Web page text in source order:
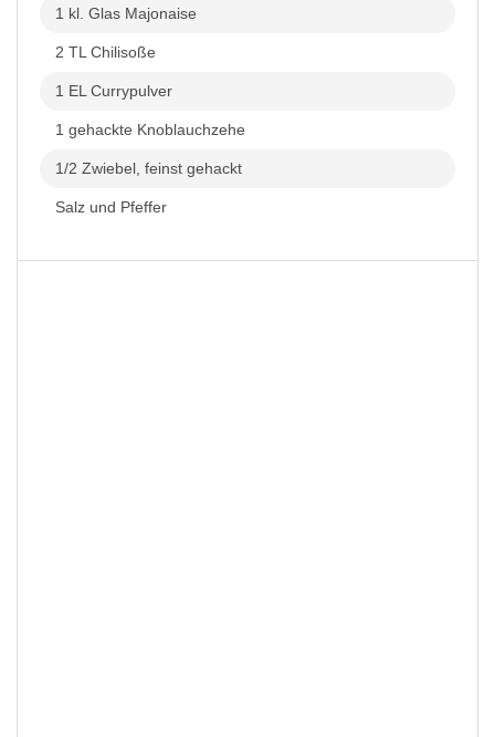
1 kl. Glas Majonaise
2 TL Chilisoße
1 EL Currypulver
1 gehackte Knoblauchzehe
1/2 Zwiebel, feinst gehackt
Salz und Pfeffer